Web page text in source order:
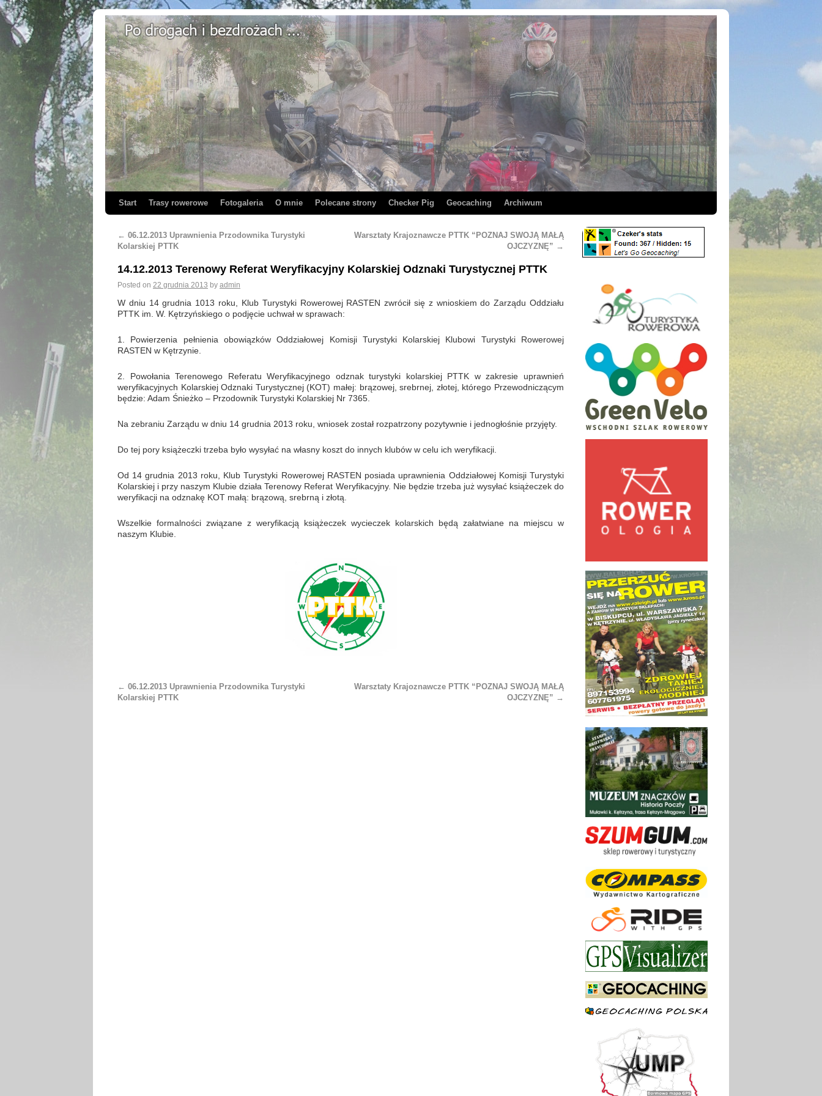
Start Trasy rowerowe Fotogaleria O mnie Polecane strony Checker Pig Geocaching Archiwum
← 06.12.2013 Uprawnienia Przodownika Turystyki
Kolarskiej PTTK
Warsztaty Krajoznawcze PTTK “POZNAJ SWOJĄ MAŁĄ
OJCZYZNĘ” →
14.12.2013 Terenowy Referat Weryfikacyjny Kolarskiej Odznaki Turystycznej PTTK
Posted on 22 grudnia 2013 by admin
W dniu 14 grudnia 1013 roku, Klub Turystyki Rowerowej RASTEN zwrócił się z wnioskiem do Zarządu Oddziału
PTTK im. W. Kętrzyńskiego o podjęcie uchwał w sprawach:
1. Powierzenia pełnienia obowiązków Oddziałowej Komisji Turystyki Kolarskiej Klubowi Turystyki Rowerowej
RASTEN w Kętrzynie.
2. Powołania Terenowego Referatu Weryfikacyjnego odznak turystyki kolarskiej PTTK w zakresie uprawnień
weryfikacyjnych Kolarskiej Odznaki Turystycznej (KOT) małej: brązowej, srebrnej, złotej, którego Przewodniczącym
będzie: Adam Śnieżko – Przodownik Turystyki Kolarskiej Nr 7365.
Na zebraniu Zarządu w dniu 14 grudnia 2013 roku, wniosek został rozpatrzony pozytywnie i jednogłośnie przyjęty.
Do tej pory książeczki trzeba było wysyłać na własny koszt do innych klubów w celu ich weryfikacji.
Od 14 grudnia 2013 roku, Klub Turystyki Rowerowej RASTEN posiada uprawnienia Oddziałowej Komisji Turystyki
Kolarskiej i przy naszym Klubie działa Terenowy Referat Weryfikacyjny. Nie będzie trzeba już wysyłać książeczek do
weryfikacji na odznakę KOT małą: brązową, srebrną i złotą.
Wszelkie formalności związane z weryfikacją książeczek wycieczek kolarskich będą załatwiane na miejscu w
naszym Klubie.
← 06.12.2013 Uprawnienia Przodownika Turystyki
Kolarskiej PTTK
Warsztaty Krajoznawcze PTTK “POZNAJ SWOJĄ MAŁĄ
OJCZYZNĘ” →